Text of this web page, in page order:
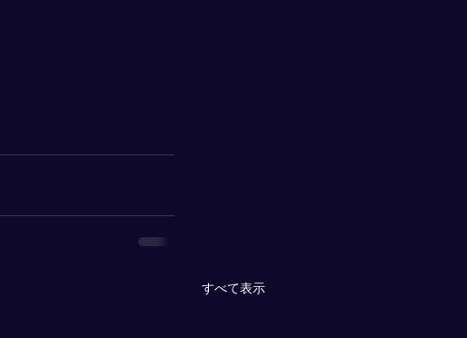
すべて表示